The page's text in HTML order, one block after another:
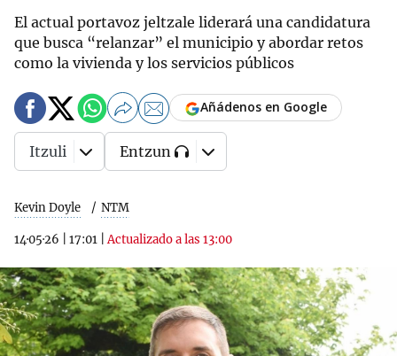
El actual portavoz jeltzale liderará una candidatura
que busca “relanzar” el municipio y abordar retos
como la vivienda y los servicios públicos
Kevin Doyle NTM
14·05·26 17:01 |Actualizado a las 13:00
Añádenos en Google
Itzuli Entzun